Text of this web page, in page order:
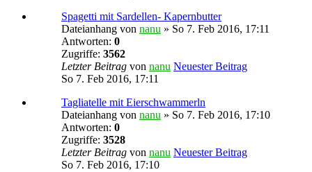
Spagetti mit Sardellen- Kapernbutter
Dateianhang von nanu » So 7. Feb 2016, 17:11
Antworten: 0
Zugriffe: 3562
Letzter Beitrag von nanu Neuester Beitrag
So 7. Feb 2016, 17:11
Tagliatelle mit Eierschwammerln
Dateianhang von nanu » So 7. Feb 2016, 17:10
Antworten: 0
Zugriffe: 3528
Letzter Beitrag von nanu Neuester Beitrag
So 7. Feb 2016, 17:10